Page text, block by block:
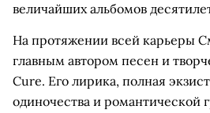
величайших альбомов
На протяжении всей карьеры
главным автором песен и
Cure. Его лирика, полная
одиночества и романтической